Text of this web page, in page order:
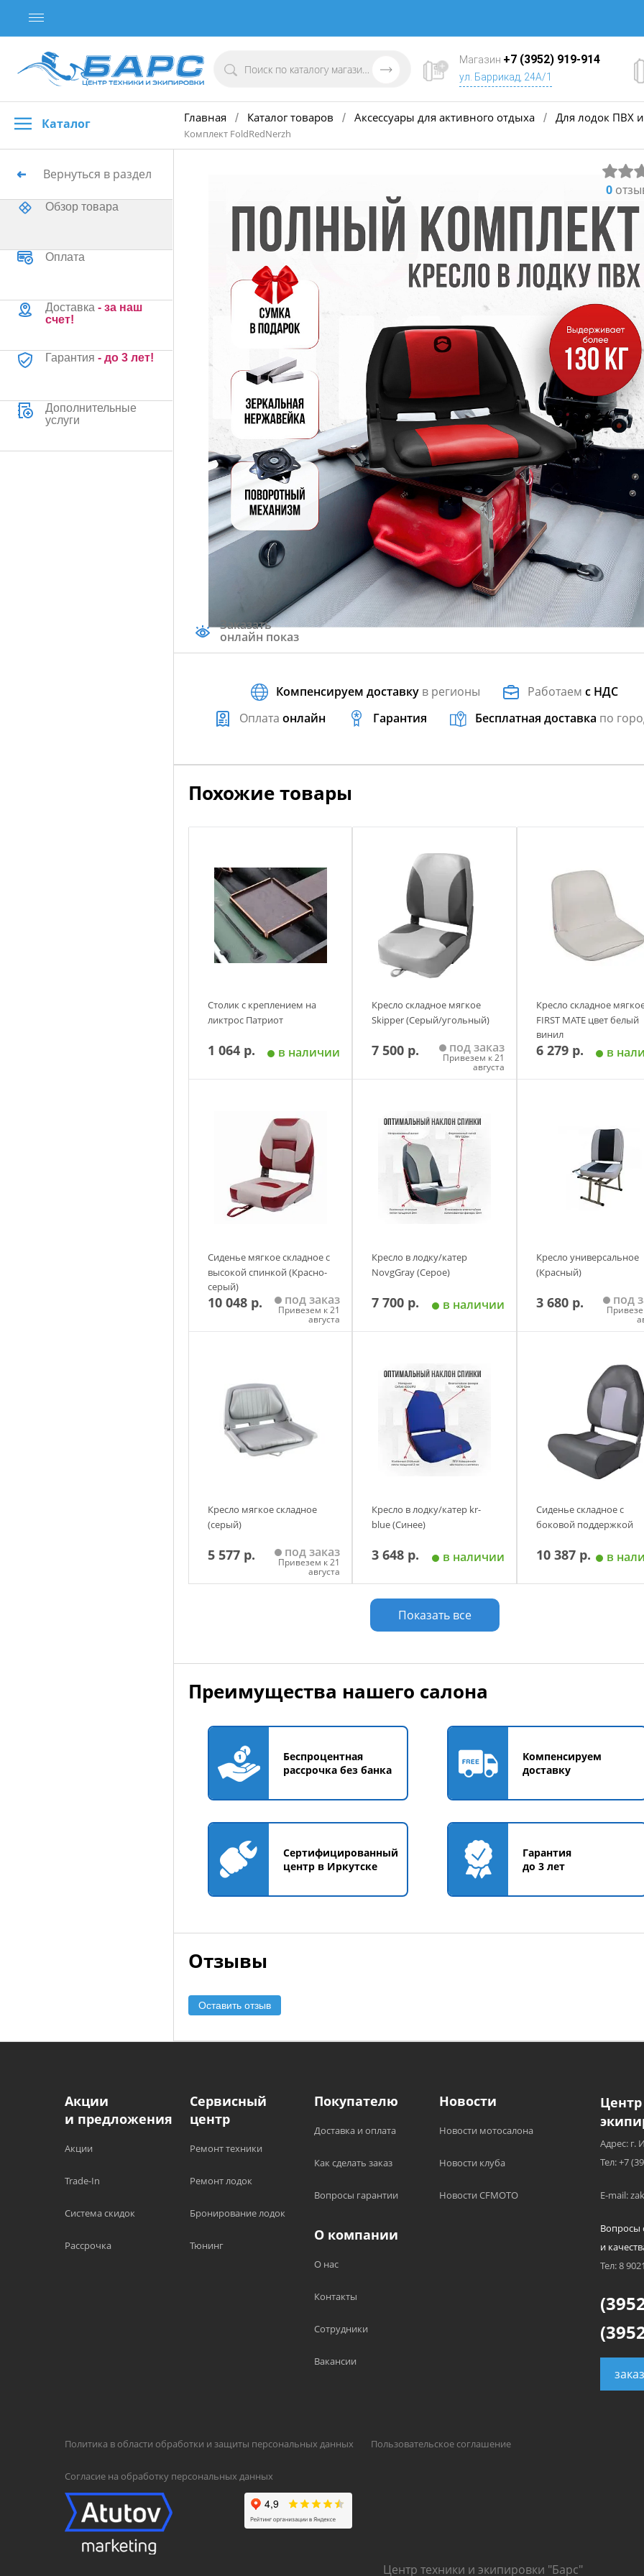
Магазин +7 (3952) 919-914
ул. Баррикад, 24А/1
Каталог Главная / Каталог товаров / Аксессуары для активного отдыха / Для лодок ПВХ
Комплект FoldRedNerzh
Вернуться в раздел
Обзор товара
Оплата
Доставка - за наш
счет!
Гарантия - до 3 лет!
Дополнительные
услуги
0
Заказать
онлайн показ
Компенсируем доставку в регионы Работаемс НДС
Оплата онлайн Гарантия Бесплатная доставка по
Похожие товары
Столик с креплением на
ликтрос Патриот
1 064 р. в наличии
Кресло складное мягкое
Skipper (Серый/угольный)
7 500 р. под заказ
Привезем к 21
августа
Кресло складное
FIRST MATE цвет белый
винил
6 279 р. в
Сиденье мягкое складное с
высокой спинкой (Красно-
серый)
10 048 р. под заказ
Привезем к 21
августа
Кресло в лодку/катер
NovgGray (Серое)
7 700 р. в наличии
Кресло универсальное
(Красный)
3 680 р. под
Кресло мягкое складное
(серый)
5 577 р. под заказ
Привезем к 21
августа
Кресло в лодку/катер kr-
blue (Синее)
3 648 р. в наличии
Добавить в корзину
Сиденье складное с
боковой поддержкой
10 387 р. в
Показать все
Преимущества нашего салона
Беспроцентная
рассрочка без банка
Компенсируем
доставку
Сертифицированный
центр в Иркутске
Гарантия
до 3 лет
Отзывы
Оставить отзыв
Акции
и предложения
Акции
Trade-In
Система скидок
Рассрочка
Сервисный
центр
Ремонт техники
Ремонт лодок
Бронирование лодок
Тюнинг
Покупателю
Доставка и оплата
Как сделать заказ
Вопросы гарантии
Новости
Новости мотосалона
Новости клуба
Новости CFMOTO
О компании
О нас
Контакты
Сотрудники
Вакансии
Политика в области обработки и защиты персональных данных Пользовательское соглашение
Согласие на обработку персональных данных
Адрес: г.
Тел: +7
E-mail:
Вопросы
и
Тел: 8
Центр техники и экипировки "Барс"